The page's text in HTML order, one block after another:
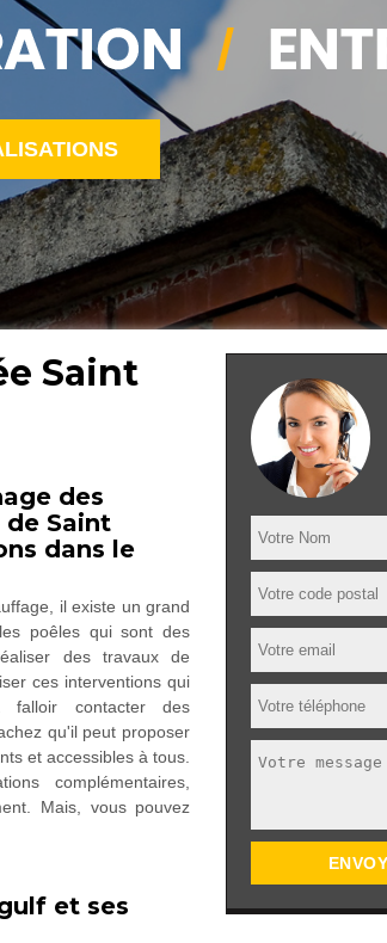
Saint
des
Saint
dans le
il existe un grand
poêles qui sont des
des travaux de
ces interventions qui
contacter des
qu'il peut proposer
et accessibles à tous.
complémentaires,
Mais, vous pouvez
et ses